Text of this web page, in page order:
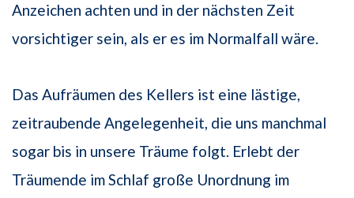
Anzeichen achten und in der nächsten Zeit
vorsichtiger sein, als er es im Normalfall wäre.
Das Aufräumen des Kellers ist eine lästige,
zeitraubende Angelegenheit, die uns manchmal
sogar bis in unsere Träume folgt. Erlebt der
Träumende im Schlaf große Unordnung im